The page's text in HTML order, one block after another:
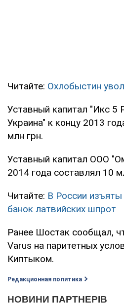
Читайте: Охлобыстин
Уставный капитал "Икс 5
Украина" к концу 2013
млн грн.
Уставный капитал ООО
2014 года составлял 10
Читайте: В России
банок латвийских шпрот
Ранее Шостак сообщал,
Varus на паритетных
Киптыком.
Редакционная политика